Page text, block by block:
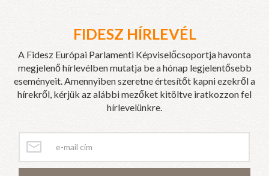
FIDESZ HÍRLEVÉL
A Fidesz Európai Parlamenti Képviselőcsoportja havonta
megjelenő hírlevélben mutatja be a hónap legjelentősebb
eseményeit. Amennyiben szeretne értesítőt kapni ezekről a
hírekről, kérjük az alábbi mezőket kitöltve iratkozzon fel
hírlevelünkre.